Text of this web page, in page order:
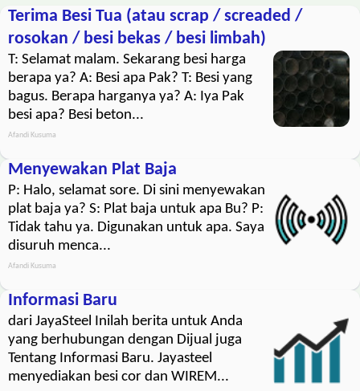
Terima Besi Tua (atau scrap / screaded /
rosokan / besi bekas / besi limbah)
T: Selamat malam. Sekarang besi harga
berapa ya? A: Besi apa Pak? T: Besi yang
bagus. Berapa harganya ya? A: Iya Pak
besi apa? Besi beton...
Afandi Kusuma
Menyewakan Plat Baja
P: Halo, selamat sore. Di sini menyewakan
plat baja ya? S: Plat baja untuk apa Bu? P:
Tidak tahu ya. Digunakan untuk apa. Saya
disuruh menca...
Afandi Kusuma
Informasi Baru
dari JayaSteel Inilah berita untuk Anda
yang berhubungan dengan Dijual juga
Tentang Informasi Baru. Jayasteel
menyediakan besi cor dan WIREM...